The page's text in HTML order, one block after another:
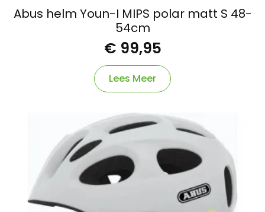
Abus helm Youn-I MIPS polar matt S 48-
54cm
€ 99,95
Lees Meer